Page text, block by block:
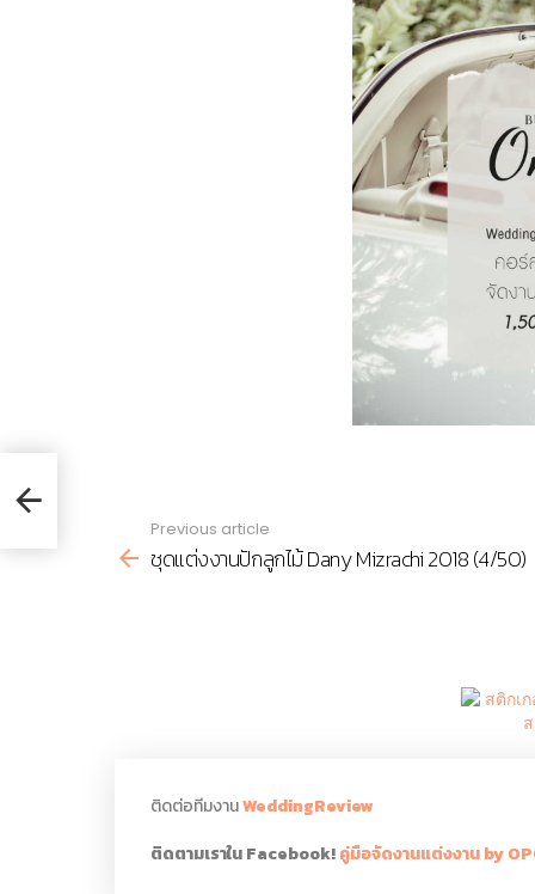
more
Previous article
ชุดแต่งงานปักลูกไม้ Dany Mizrachi 2018 (4/50)
ติดต่อทีมงานWeddingReview
ติดตามเราใน Facebook!คู่มือจัดงานแต่งงาน by